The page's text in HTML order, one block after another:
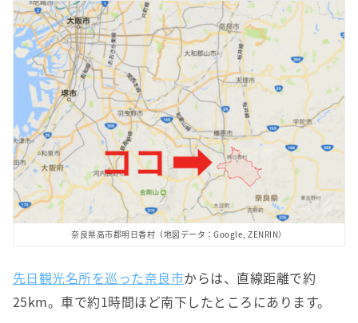
奈良県高市郡明日香村（地図データ：Google, ZENRIN）
先日観光名所を巡った奈良市からは、直線距離で約
25km。車で約1時間ほど南下したところにあります。